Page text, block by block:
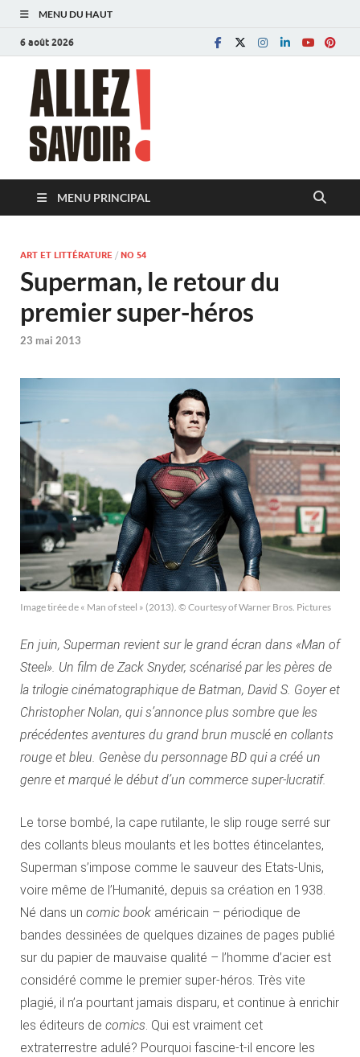
MENU DU HAUT
6 août 2026
MENU PRINCIPAL
ART ET LITTÉRATURE / NO 54
Superman, le retour du
premier super-héros
23 mai 2013
Image tirée de « Man of steel » (2013). © Courtesy of Warner Bros. Pictures
En juin, Superman revient sur le grand écran dans «Man of
Steel». Un film de Zack Snyder, scénarisé par les pères de
la trilogie cinématographique de Batman, David S. Goyer et
Christopher Nolan, qui s’annonce plus sombre que les
précédentes aventures du grand brun musclé en collants
rouge et bleu. Genèse du personnage BD qui a créé un
genre et marqué le début d’un commerce super-lucratif.
Le torse bombé, la cape rutilante, le slip rouge serré sur
des collants bleus moulants et les bottes étincelantes,
Superman s’impose comme le sauveur des Etats-Unis,
voire même de l’Humanité, depuis sa création en 1938.
Né dans un comic book américain – périodique de
bandes dessinées de quelques dizaines de pages publié
sur du papier de mauvaise qualité – l’homme d’acier est
considéré comme le premier super-héros. Très vite
plagié, il n’a pourtant jamais disparu, et continue à enrichir
les éditeurs de comics. Qui est vraiment cet
extraterrestre adulé? Pourquoi fascine-t-il encore les